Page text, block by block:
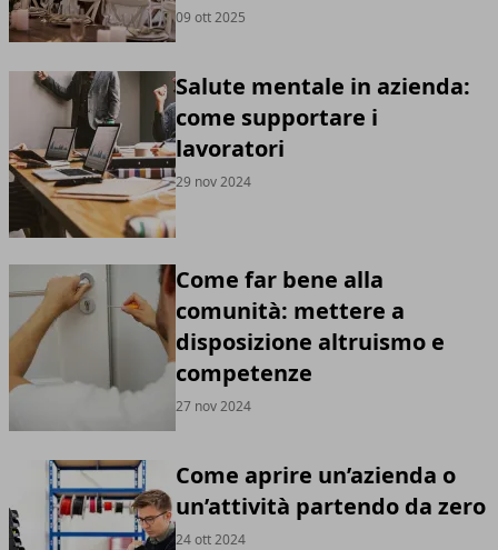
09 ott 2025
Salute mentale in azienda:
come supportare i
lavoratori
29 nov 2024
Come far bene alla
comunità: mettere a
disposizione altruismo e
competenze
27 nov 2024
Come aprire un’azienda o
un’attività partendo da zero
24 ott 2024